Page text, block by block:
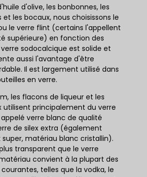
d'olive, les bonbonnes, les
et les bocaux, nous choisissons le
le verre flint (certains l'appellent
supérieure) en fonction des
sodocalcique est solide et
aussi l'avantage d'être
Il est largement utilisé dans
en verre.
les flacons de liqueur et les
utilisent principalement du verre
verre blanc de qualité
de silex extra (également
super, matériau blanc cristallin).
transparent que le verre
convient à la plupart des
telles que la vodka, le